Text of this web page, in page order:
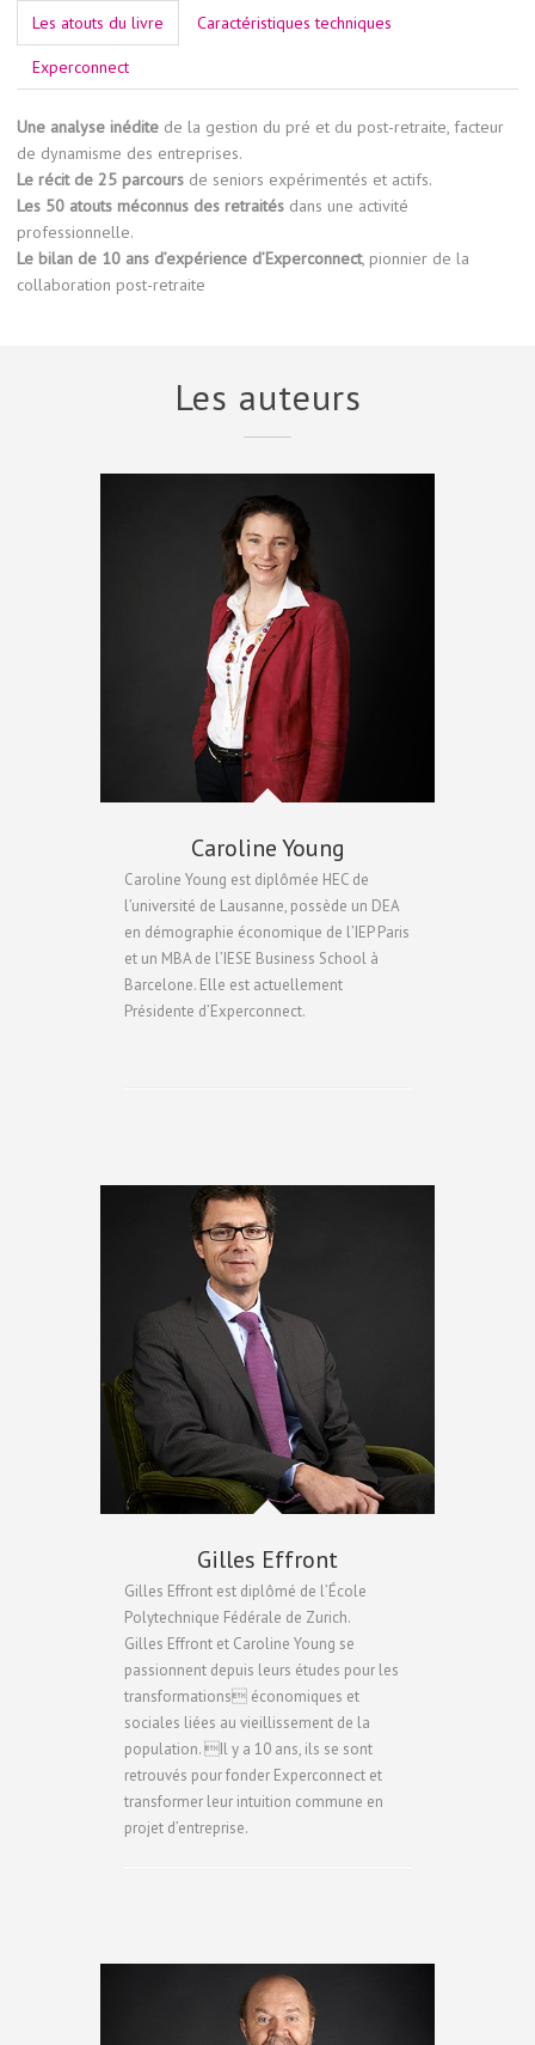
Les atouts du livre Caractéristiques techniques
Experconnect
Une analyse inédite de la gestion du pré et du post-retraite, facteur
de dynamisme des entreprises.
Le récit de 25 parcours de seniors expérimentés et actifs.
Les 50 atouts méconnus des retraités dans une activité
professionnelle.
Le bilan de 10 ans d’expérience d’Experconnect, pionnier de la
collaboration post-retraite
Les auteurs
Caroline Young
Caroline Young est diplômée HEC de
l’université de Lausanne, possède un DEA
en démographie économique de l’IEP Paris
et un MBA de l’IESE Business School à
Barcelone. Elle est actuellement
Présidente d’Experconnect.
Gilles Effront
Gilles Effront est diplômé de l’École
Polytechnique Fédérale de Zurich.
Gilles Effront et Caroline Young se
passionnent depuis leurs études pour les
transformations économiques et
sociales liées au vieillissement de la
population. Il y a 10 ans, ils se sont
retrouvés pour fonder Experconnect et
transformer leur intuition commune en
projet d’entreprise.